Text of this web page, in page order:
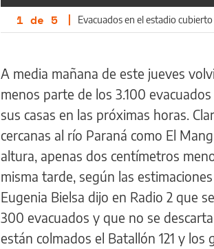
1 de 5 | Evacuados en el estadio
A media mañana de este jueves
menos parte de los 3.100
sus casas en las próximas horas.
cercanas al río Paraná como El
altura, apenas dos centímetros
misma tarde, según las
Eugenia Bielsa dijo en Radio 2 que
300 evacuados y que no se
están colmados el Batallón 121 y